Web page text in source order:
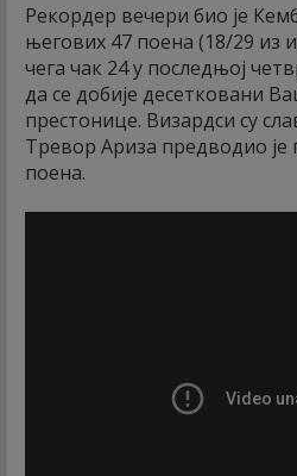
Рекордер вечери био је
његових 47 поена (18/29 из
чега чак 24 у последњој
да се добије десетковани
престонице. Визардси су
Тревор Ариза предводио је
поена.